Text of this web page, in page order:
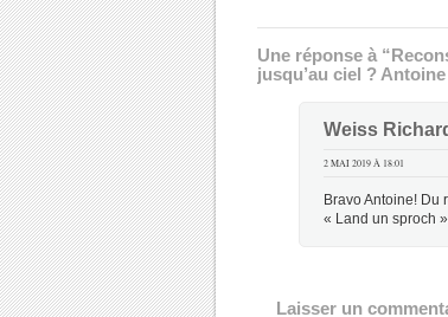
Une réponse à
jusqu’au ciel ?
Weiss
2 MAI 2019 À 18:01
Bravo Antoine! Du
« Land un sproch
Laisser un